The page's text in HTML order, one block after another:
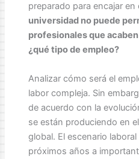
preparado para encajar en
universidad no puede
profesionales que
¿qué tipo de empleo?
Analizar cómo será el
labor compleja. Sin
de acuerdo con la
se están produciendo en
global. El escenario
próximos años a